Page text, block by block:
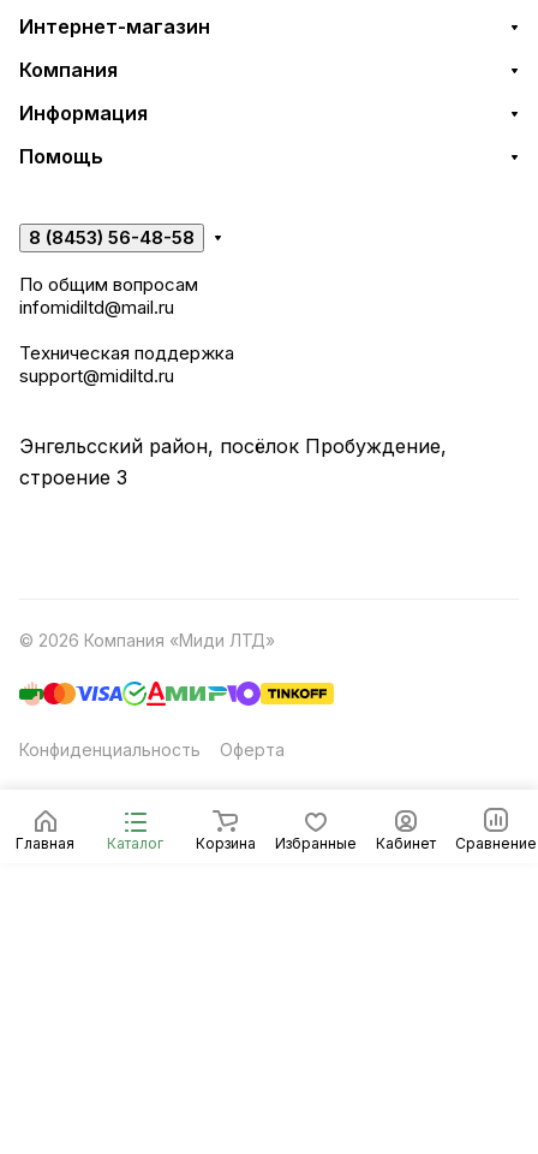
Главная Каталог Корзина Избранные Кабинет Сравнение
Интернет-магазин
Компания
Информация
Помощь
8 (8453) 56-48-58
По общим вопросам
infomidiltd@mail.ru
Техническая поддержка
support@midiltd.ru
Энгельсский район, посёлок Пробуждение,
строение 3
© 2026 Компания «Миди ЛТД»
Конфиденциальность Оферта